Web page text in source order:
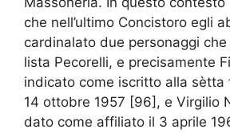
che nell’ultimo Concistoro egli
cardinalato due personaggi
lista Pecorelli, e precisamente
indicato come iscritto alla sètta
14 ottobre 1957 [96], e Virgilio
dato come affiliato il 3 aprile